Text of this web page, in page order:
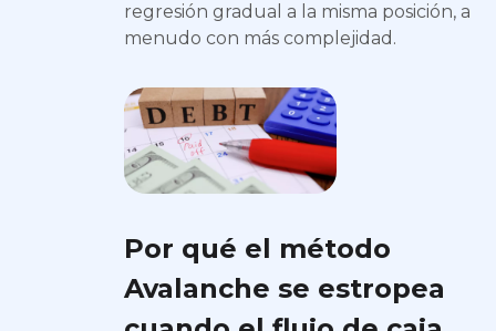
regresión gradual a la misma posición, a
menudo con más complejidad.
Por qué el método
Avalanche se estropea